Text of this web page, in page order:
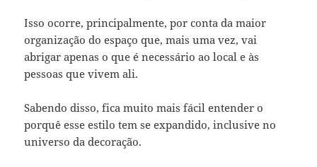
Isso ocorre, principalmente, por conta da maior
organização do espaço que, mais uma vez, vai
abrigar apenas o que é necessário ao local e às
pessoas que vivem ali.
Sabendo disso, fica muito mais fácil entender o
porquê esse estilo tem se expandido, inclusive no
universo da decoração.